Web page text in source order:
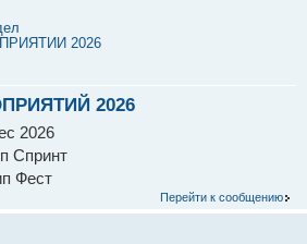
2026
2026
2026
Спринт
Фест
Перейти к сообщению